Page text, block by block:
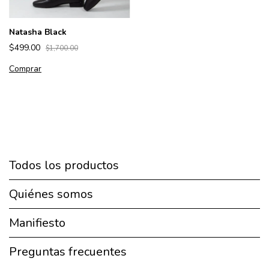
Natasha Black
$499.00 $1,700.00
Comprar
Todos los productos
Quiénes somos
Manifiesto
Preguntas frecuentes